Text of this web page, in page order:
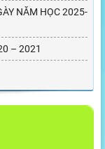
NĂM HỌC 2025-
– 2021